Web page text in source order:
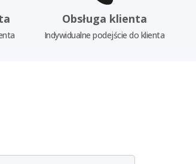
Obsługa klienta
Indywidualne podejście do klienta